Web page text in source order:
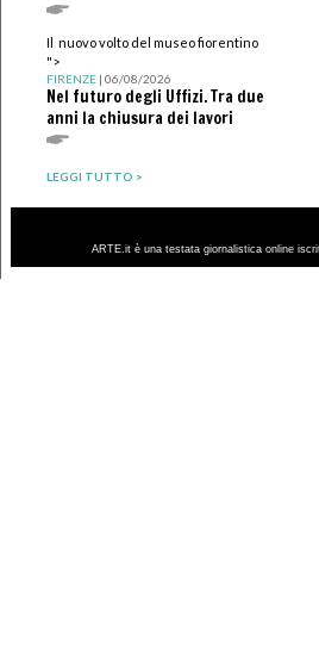
Il nuovo volto del museo fiorentino
">
FIRENZE| 06/08/2026
Nel futuro degli Uffizi. Tra due
anni la chiusura dei lavori
LEGGI TUTTO >
ARTE.it è una testata giornalistica online